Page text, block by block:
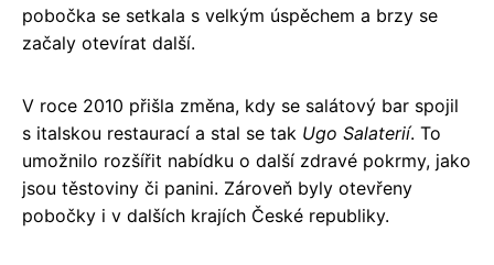
pobočka se setkala s velkým úspěchem a brzy se
začaly otevírat další.
V roce 2010 přišla změna, kdy se salátový bar spojil
s italskou restaurací a stal se tak Ugo Salaterií. To
umožnilo rozšířit nabídku o další zdravé pokrmy, jako
jsou těstoviny či panini. Zároveň byly otevřeny
pobočky i v dalších krajích České republiky.